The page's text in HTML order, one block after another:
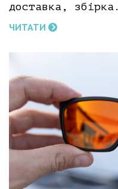
доставка, збірка.
ЧИТАТИ